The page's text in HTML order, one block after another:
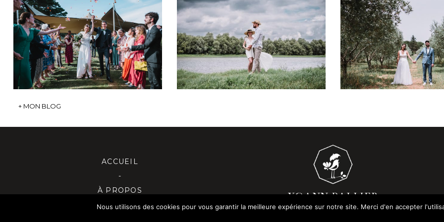
MARIAGE CÉCILE ET
NICOLAS
+ OUVRIR
SÉANCE GROSSESSE EN
BORDS DE LOIRE
+ OUVRIR
MARIAGE AU CLOS
+ OUVRIR
+ MON BLOG
ACCUEIL
-
À PROPOS
BLOG
YOANN PALLIER
PHOTOGRAPHE DE MARIAGES ET DE MOMENTS DE VIE
Nous utilisons des cookies pour vous garantir la meilleure expérience sur notre site. Merci d'en accepter